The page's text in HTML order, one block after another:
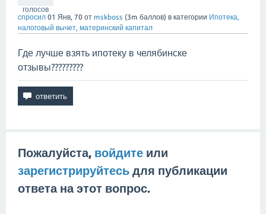
голосов
спросил 01 Янв, 70 от mskboss (3m баллов) в категории Ипотека,
налоговый вычет, материнский капитал
Где лучше взять ипотеку в челябинске
отзывы?????????
Пожалуйста, войдите или
зарегистрируйтесь для публикации
ответа на этот вопрос.